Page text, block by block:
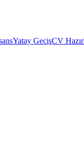
Yatay GeçişCV